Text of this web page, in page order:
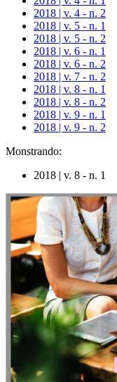
2018 | v. 4 - n. 2
2018 | v. 5 - n. 1
2018 | v. 5 - n. 2
2018 | v. 6 - n. 1
2018 | v. 6 - n. 2
2018 | v. 7 - n. 2
2018 | v. 8 - n. 1
2018 | v. 8 - n. 2
2018 | v. 9 - n. 1
2018 | v. 9 - n. 2
Monstrando:
2018 | v. 8 - n. 1